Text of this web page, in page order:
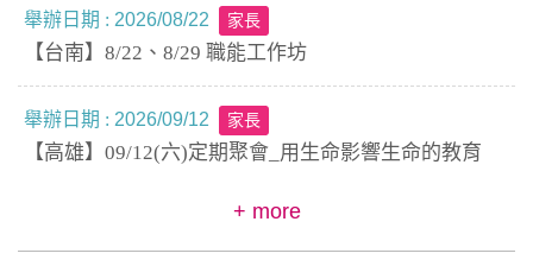
舉辦日期 : 2026/08/22 家長
【台南】8/22、8/29 職能工作坊
舉辦日期 : 2026/09/12 家長
【高雄】09/12(六)定期聚會_用生命影響生命的教育
+ more